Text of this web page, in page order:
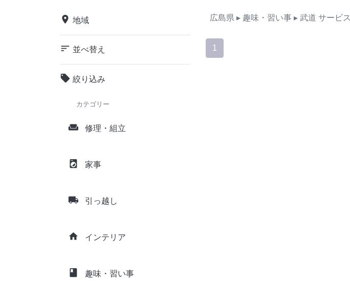
place 地域
sort 並べ替え
local_offer 絞り込み
カテゴリー
weekend 修理・組立
local_laundry_service 家事
local_shipping 引っ越し
home インテリア
class 趣味・習い事
広島県 ▸ 趣味・習い事 ▸ 武道 サービス
1